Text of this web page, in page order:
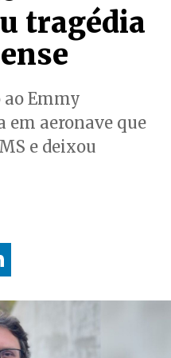
tragédia
ao Emmy
em aeronave que
e deixou